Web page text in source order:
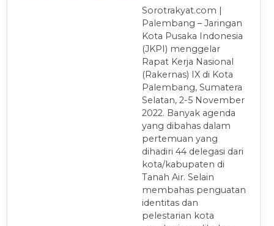
Sorotrakyat.com |
Palembang – Jaringan
Kota Pusaka Indonesia
(JKPI) menggelar
Rapat Kerja Nasional
(Rakernas) IX di Kota
Palembang, Sumatera
Selatan, 2-5 November
2022. Banyak agenda
yang dibahas dalam
pertemuan yang
dihadiri 44 delegasi dari
kota/kabupaten di
Tanah Air. Selain
membahas penguatan
identitas dan
pelestarian kota